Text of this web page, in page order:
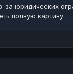
за юридических
полную картину.